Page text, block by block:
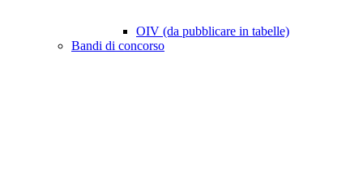
OIV (da pubblicare in tabelle)
Bandi di concorso